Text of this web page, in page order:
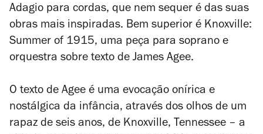
Adagio para cordas, que nem sequer é das suas
obras mais inspiradas. Bem superior é Knoxville:
Summer of 1915, uma peça para soprano e
orquestra sobre texto de James Agee.
O texto de Agee é uma evocação onírica e
nostálgica da infância, através dos olhos de um
rapaz de seis anos, de Knoxville, Tennessee – a